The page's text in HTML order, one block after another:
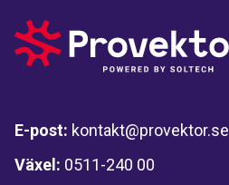
E-post: kontakt@provektor.se
Växel: 0511-240 00